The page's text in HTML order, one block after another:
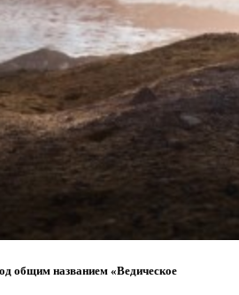
общим названием «Ведическое